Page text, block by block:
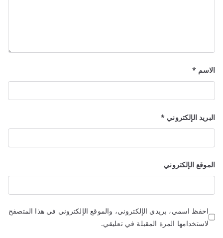
الاسم *
البريد الإلكتروني *
الموقع الإلكتروني
احفظ اسمي، بريدي الإلكتروني، والموقع الإلكتروني في هذا المتصفح
لاستخدامها المرة المقبلة في تعليقي.